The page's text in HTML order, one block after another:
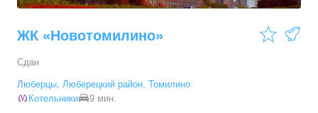
ЖК «Новотомилино»
Сдан
Люберцы, Люберецкий район, Томилино
Котельники
9 мин.